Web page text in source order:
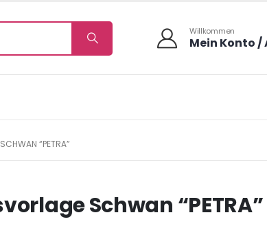
Willkommen
Mein Konto /
“PETRA”
Schwan “PETRA”